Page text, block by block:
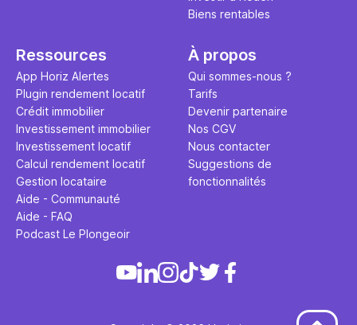
Biens rentables
Ressources
App Horiz Alertes
Plugin rendement locatif
Crédit immobilier
Investissement immobilier
Investissement locatif
Calcul rendement locatif
Gestion locataire
Aide - Communauté
Aide - FAQ
Podcast Le Plongeoir
À propos
Qui sommes-nous ?
Tarifs
Devenir partenaire
Nos CGV
Nous contacter
Suggestions de
fonctionnalités